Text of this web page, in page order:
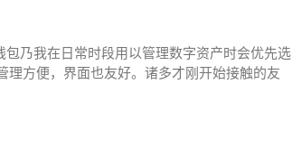
乃我在日常时段用以管理数字资产时会优先选
理方便，界面也友好。诸多才刚开始接触的友